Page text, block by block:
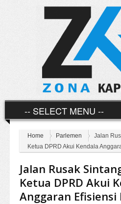
Home Parlemen
Jalan
Ketua DPRD Akui Kendala
Jalan Rusak
Ketua DPRD Akui
Anggaran Efisiensi